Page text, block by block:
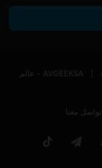
AVGEEKSA - عالم
تواصل معنا
سناب تيلقرام